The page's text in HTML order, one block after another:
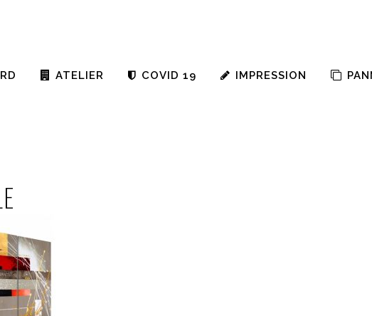
ATELIER COVID 19 IMPRESSION